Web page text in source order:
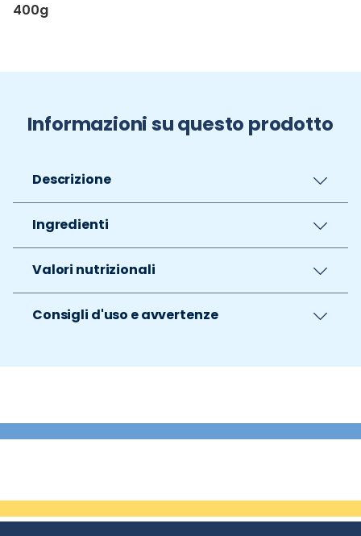
400g
Informazioni su questo prodotto
Descrizione
Ingredienti
Valori nutrizionali
Consigli d'uso e avvertenze